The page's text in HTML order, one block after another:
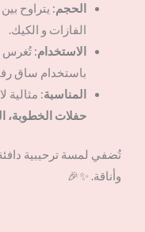
الحجم: يتراوح بين
الفازات و الكيك.
الاستخدام: تُغرس
باستخدام ساق
المناسبة:
حفلات الخطوبة،
تُضفي لمسة ترحيبية
وأناقة. ✨🎉